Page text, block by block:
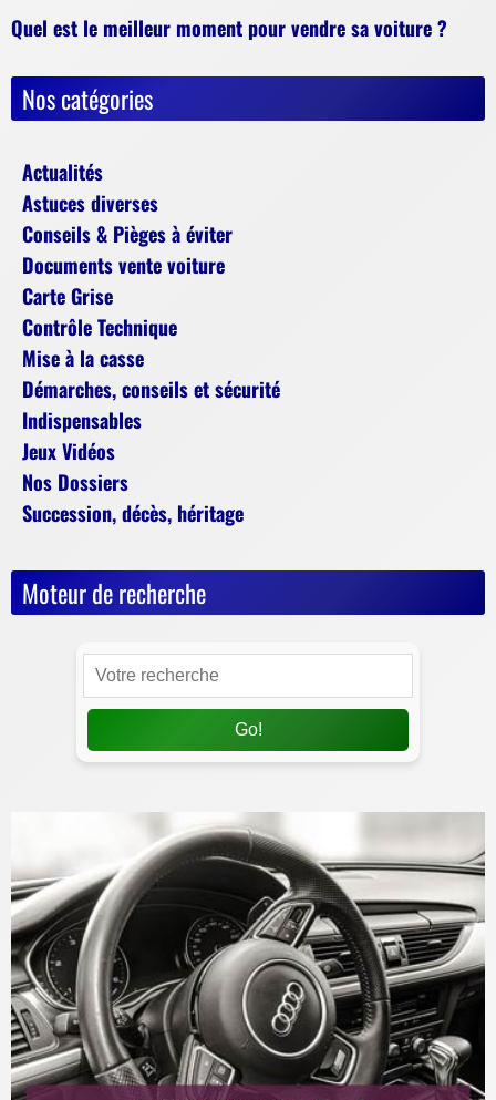
Quel est le meilleur moment pour vendre sa voiture ?
Nos catégories
Actualités
Astuces diverses
Conseils & Pièges à éviter
Documents vente voiture
Carte Grise
Contrôle Technique
Mise à la casse
Démarches, conseils et sécurité
Indispensables
Jeux Vidéos
Nos Dossiers
Succession, décès, héritage
Moteur de recherche
Go!